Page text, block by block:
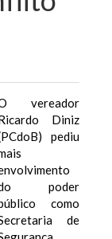
vereador
Diniz
pediu
poder
como
de